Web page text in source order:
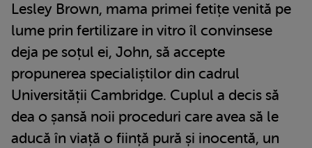
Lesley Brown, mama primei fetițe venită pe
lume prin fertilizare in vitro îl convinsese
deja pe soțul ei, John, să accepte
propunerea specialiștilor din cadrul
Universității Cambridge. Cuplul a decis să
dea o șansă noii proceduri care avea să le
aducă în viață o ființă pură și inocentă, un